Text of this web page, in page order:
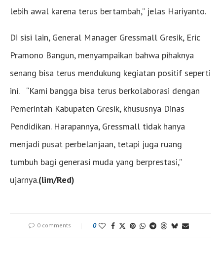
lebih awal karena terus bertambah,” jelas Hariyanto.
Di sisi lain, General Manager Gressmall Gresik, Eric
Pramono Bangun, menyampaikan bahwa pihaknya
senang bisa terus mendukung kegiatan positif seperti
ini. “Kami bangga bisa terus berkolaborasi dengan
Pemerintah Kabupaten Gresik, khususnya Dinas
Pendidikan. Harapannya, Gressmall tidak hanya
menjadi pusat perbelanjaan, tetapi juga ruang
tumbuh bagi generasi muda yang berprestasi,”
ujarnya.(lim/Red)
0 comments 0